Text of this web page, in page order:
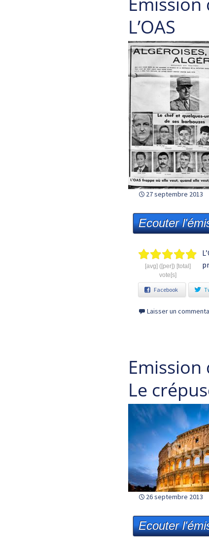
L’OAS
27 septembre 2013
Ecouter
[avg] ([per]) [total]
vote[s]
Facebook
Laisser un
Le
26 septembre 2013
Ecouter